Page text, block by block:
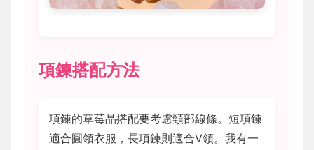
項鍊搭配方法
項鍊的草莓晶搭配要考慮頸部線條。短項鍊
適合圓領衣服，長項鍊則適合V領。我有一